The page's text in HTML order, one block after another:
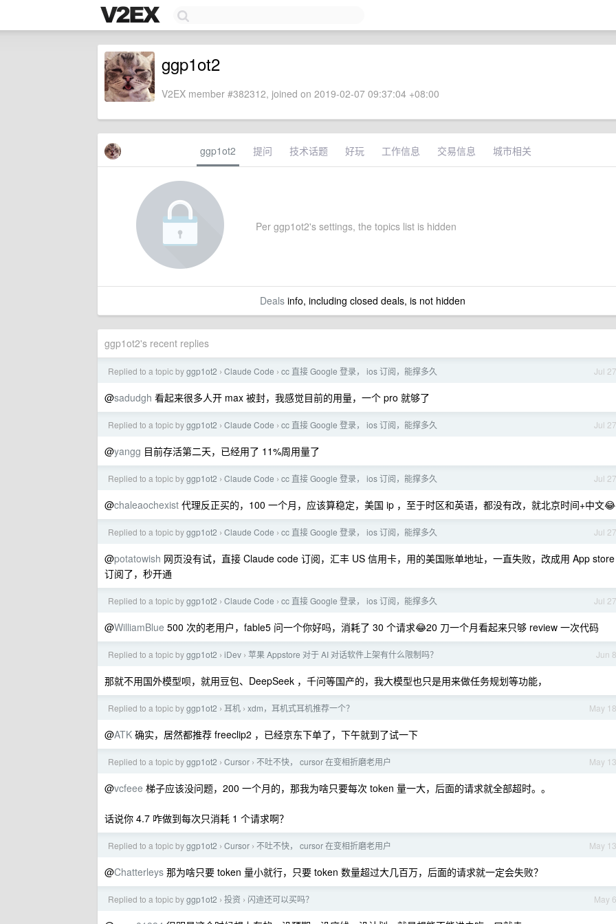
ggp1ot2
V2EX member #382312, joined on 2019-02-07 09:37:04 +08:00
ggp1ot2 提问 技术话题 好玩 工作信息 交易信息 城市相关
Per ggp1ot2's settings, the topics list is hidden
Dealsinfo, including closed deals, is not hidden
ggp1ot2's recent replies
Jul 27
Replied to a topic byggp1ot2 › Claude Code › cc 直接 Google 登录， ios 订阅，能撑多久
@sadudgh 看起来很多人开 max 被封，我感觉目前的用量，一个 pro 就够了
Jul 27
Replied to a topic byggp1ot2 › Claude Code › cc 直接 Google 登录， ios 订阅，能撑多久
@yangg 目前存活第二天，已经用了 11%周用量了
Jul 27
Replied to a topic byggp1ot2 › Claude Code › cc 直接 Google 登录， ios 订阅，能撑多久
@chaleaochexist 代理反正买的，100 一个月，应该算稳定，美国 ip ，至于时区和英语，都没有改，就北京时间+中文😂
Jul 27
Replied to a topic byggp1ot2 › Claude Code › cc 直接 Google 登录， ios 订阅，能撑多久
@potatowish 网页没有试，直接 Claude code 订阅，汇丰 US 信用卡，用的美国账单地址，一直失败，改成用 App store
订阅了，秒开通
Jul 27
Replied to a topic byggp1ot2 › Claude Code › cc 直接 Google 登录， ios 订阅，能撑多久
@WilliamBlue 500 次的老用户，fable5 问一个你好吗，消耗了 30 个请求😂20 刀一个月看起来只够 review 一次代码
Jun 8
Replied to a topic byggp1ot2 › iDev › 苹果 Appstore 对于 AI 对话软件上架有什么限制吗？
那就不用国外模型呗，就用豆包、DeepSeek ，千问等国产的，我大模型也只是用来做任务规划等功能，
May 18
Replied to a topic byggp1ot2 › 耳机 › xdm，耳机式耳机推荐一个？
@ATK 确实，居然都推荐 freeclip2 ，已经京东下单了，下午就到了试一下
May 13
Replied to a topic byggp1ot2 › Cursor › 不吐不快， cursor 在变相折磨老用户
@vcfeee 梯子应该没问题，200 一个月的，那我为啥只要每次 token 量一大，后面的请求就全部超时。。
话说你 4.7 咋做到每次只消耗 1 个请求啊？
May 13
Replied to a topic byggp1ot2 › Cursor › 不吐不快， cursor 在变相折磨老用户
@Chatterleys 那为啥只要 token 量小就行，只要 token 数量超过大几百万，后面的请求就一定会失败？
May 6
Replied to a topic byggp1ot2 › 投资 › 闪迪还可以买吗？